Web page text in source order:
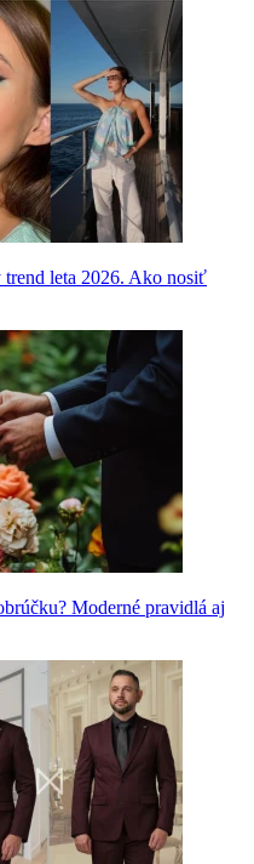
leta 2026. Ako nosiť
Moderné pravidlá aj